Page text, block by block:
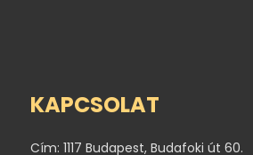
KAPCSOLAT
Cím: 1117 Budapest, Budafoki út 60.